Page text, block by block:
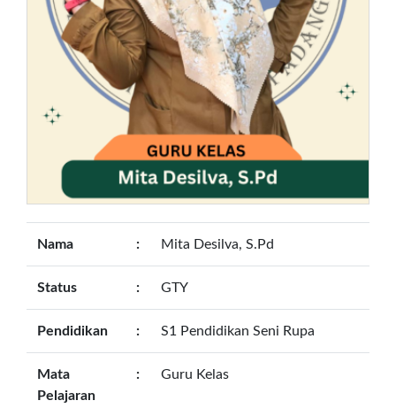
Nama : Mita Desilva, S.Pd
Status : GTY
Pendidikan : S1 Pendidikan Seni Rupa
Mata
Pelajaran
: Guru Kelas